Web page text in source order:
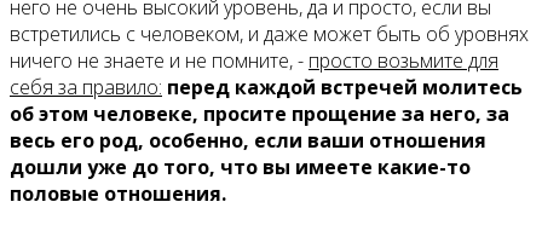
него не очень высокий уровень, да и просто, если вы
встретились с человеком, и даже может быть об уровнях
ничего не знаете и не помните, - просто возьмите для
себя за правило: перед каждой встречей молитесь
об этом человеке, просите прощение за него, за
весь его род, особенно, если ваши отношения
дошли уже до того, что вы имеете какие-то
половые отношения.